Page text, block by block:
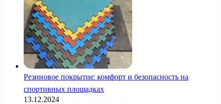
Резиновое покрытие: комфорт и безопасность на
спортивных площадках
13.12.2024